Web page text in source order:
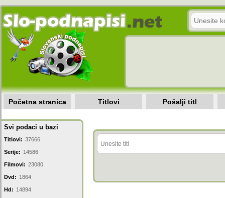
Početna stranica Titlovi Pošalji titl
Svi podaci u bazi
Titlovi: 37666
Serije: 14586
Filmovi: 23080
Dvd: 1864
Hd: 14894